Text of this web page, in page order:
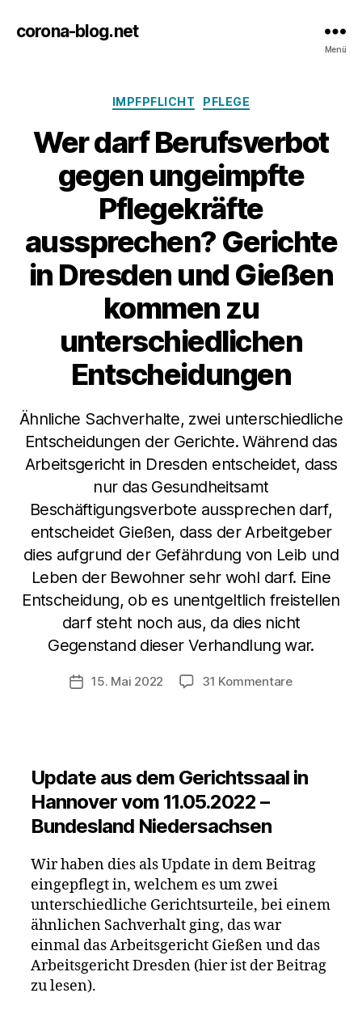
corona-blog.net
Menü
Kategorien
IMPFPFLICHT PFLEGE
Wer darf Berufsverbot
gegen ungeimpfte
Pflegekräfte
aussprechen? Gerichte
in Dresden und Gießen
kommen zu
unterschiedlichen
Entscheidungen
Ähnliche Sachverhalte, zwei unterschiedliche
Entscheidungen der Gerichte. Während das
Arbeitsgericht in Dresden entscheidet, dass
nur das Gesundheitsamt
Beschäftigungsverbote aussprechen darf,
entscheidet Gießen, dass der Arbeitgeber
dies aufgrund der Gefährdung von Leib und
Leben der Bewohner sehr wohl darf. Eine
Entscheidung, ob es unentgeltlich freistellen
darf steht noch aus, da dies nicht
Gegenstand dieser Verhandlung war.
Veröffentlichungsdatum
15. Mai 2022 31 Kommentarezu
ungeimpfte
Pflegekräfte
Dresden
und
kommen
Update aus dem Gerichtssaal in
Hannover vom 11.05.2022 –
Bundesland Niedersachsen
Wir haben dies als Update in dem Beitrag
eingepflegt in, welchem es um zwei
unterschiedliche Gerichtsurteile, bei einem
ähnlichen Sachverhalt ging, das war
einmal das Arbeitsgericht Gießen und das
Arbeitsgericht Dresden (hier ist der Beitrag
zu lesen).